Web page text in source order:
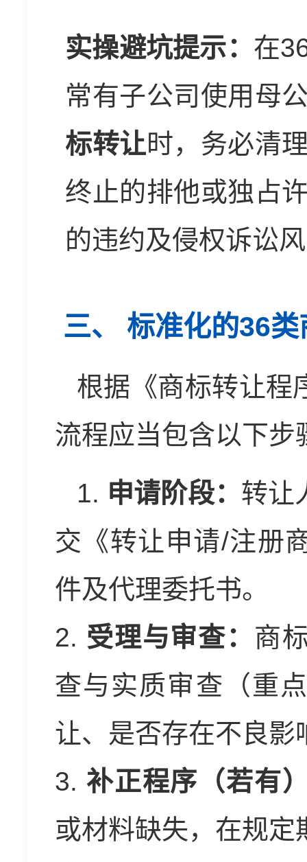
实操避坑提示： 在
常有子公司使用母
标转让 时，务必清
终止的排他或独占
的违约及侵权诉讼
三、 标准化的36
根据《商标转让程
流程应当包含以下步
1. 申请阶段： 转让
交《转让申请/注册
件及代理委托书。
2. 受理与审查： 商
查与实质审查（重
让、是否存在不良影
3. 补正程序（若有
或材料缺失，在规